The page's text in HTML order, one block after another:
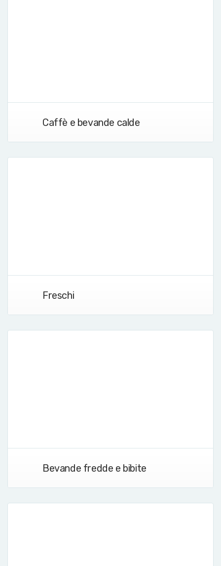
Caffè e bevande calde
Freschi
Bevande fredde e bibite